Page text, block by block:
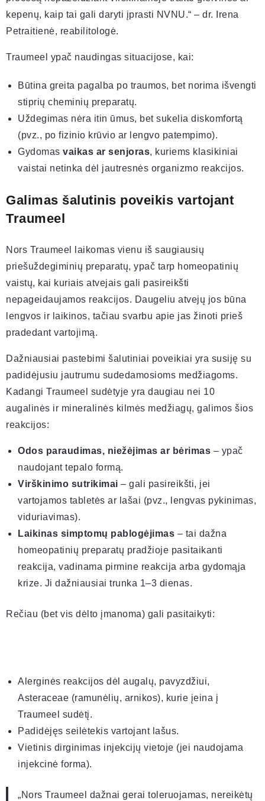
kepenų, kaip tai gali daryti įprasti NVNU.“ – dr. Irena
Petraitienė, reabilitologė.
Traumeel ypač naudingas situacijose, kai:
Būtina greita pagalba po traumos, bet norima išvengti
stiprių cheminių preparatų.
Uždegimas nėra itin ūmus, bet sukelia diskomfortą
(pvz., po fizinio krūvio ar lengvo patempimo).
Gydomas vaikas ar senjoras, kuriems klasikiniai
vaistai netinka dėl jautresnės organizmo reakcijos.
Galimas šalutinis poveikis vartojant
Traumeel
Nors Traumeel laikomas vienu iš saugiausių
priešuždegiminių preparatų, ypač tarp homeopatinių
vaistų, kai kuriais atvejais gali pasireikšti
nepageidaujamos reakcijos. Daugeliu atvejų jos būna
lengvos ir laikinos, tačiau svarbu apie jas žinoti prieš
pradedant vartojimą.
Dažniausiai pastebimi šalutiniai poveikiai yra susiję su
padidėjusiu jautrumu sudedamosioms medžiagoms.
Kadangi Traumeel sudėtyje yra daugiau nei 10
augalinės ir mineralinės kilmės medžiagų, galimos šios
reakcijos:
Odos paraudimas, niežėjimas ar bėrimas – ypač
naudojant tepalo formą.
Virškinimo sutrikimai – gali pasireikšti, jei
vartojamos tabletės ar lašai (pvz., lengvas pykinimas,
viduriavimas).
Laikinas simptomų pablogėjimas – tai dažna
homeopatinių preparatų pradžioje pasitaikanti
reakcija, vadinama pirmine reakcija arba gydomąja
krize. Ji dažniausiai trunka 1–3 dienas.
Rečiau (bet vis dėlto įmanoma) gali pasitaikyti:
Alerginės reakcijos dėl augalų, pavyzdžiui,
Asteraceae (ramunėlių, arnikos), kurie įeina į
Traumeel sudėtį.
Padidėjęs seilėtekis vartojant lašus.
Vietinis dirginimas injekcijų vietoje (jei naudojama
injekcinė forma).
„Nors Traumeel dažnai gerai toleruojamas, nereikėtų